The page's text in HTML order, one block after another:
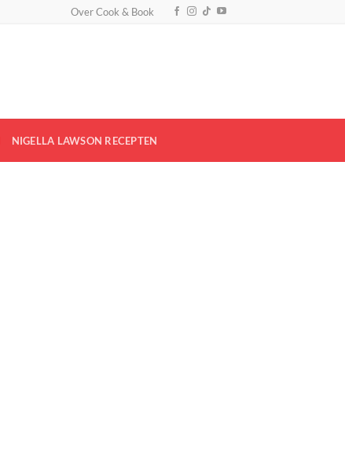
Over Cook & Book
NIGELLA LAWSON RECEPTEN